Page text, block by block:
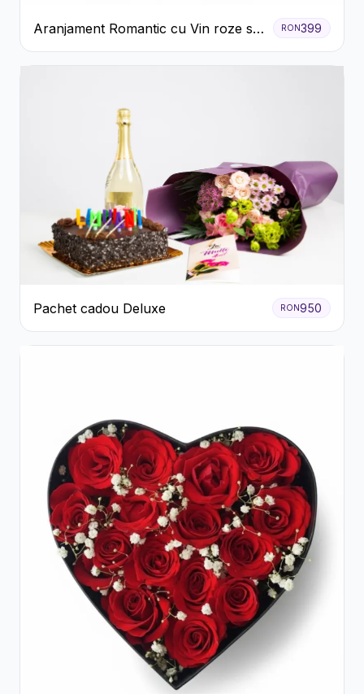
Aranjament Romantic cu Vin roze si
Flori pastel
RON399
Pachet cadou Deluxe RON950